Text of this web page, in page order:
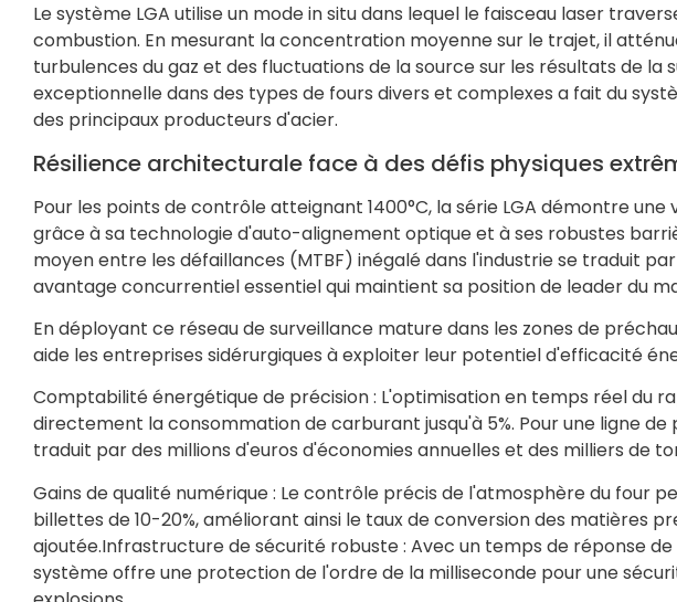
Le système LGA utilise un mode in situ dans lequel le faisceau laser
combustion. En mesurant la concentration moyenne sur le trajet, il
turbulences du gaz et des fluctuations de la source sur les résultats de la
exceptionnelle dans des types de fours divers et complexes a fait du
des principaux producteurs d'acier.
Résilience architecturale face à des défis physiques
Pour les points de contrôle atteignant 1400°C, la série LGA démontre
grâce à sa technologie d'auto-alignement optique et à ses robustes
moyen entre les défaillances (MTBF) inégalé dans l'industrie se traduit
avantage concurrentiel essentiel qui maintient sa position de leader du
En déployant ce réseau de surveillance mature dans les zones de
aide les entreprises sidérurgiques à exploiter leur potentiel d'efficacité
Comptabilité énergétique de précision : L'optimisation en temps réel du
directement la consommation de carburant jusqu'à 5%. Pour une ligne
traduit par des millions d'euros d'économies annuelles et des milliers de
Gains de qualité numérique : Le contrôle précis de l'atmosphère du four
billettes de 10-20%, améliorant ainsi le taux de conversion des matières
ajoutée.Infrastructure de sécurité robuste : Avec un temps de réponse de
système offre une protection de l'ordre de la milliseconde pour une